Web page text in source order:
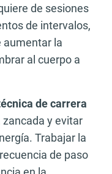
de sesiones
de intervalos,
aumentar la
al cuerpo a
de carrera
y evitar
Trabajar la
de paso